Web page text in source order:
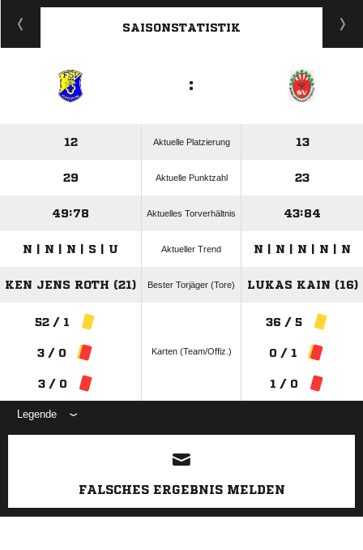
ANZEIGE
SAISONSTATISTIK
:
12 Aktuelle Platzierung 13
29 Aktuelle Punktzahl 23
49:78 Aktuelles Torverhältnis 43:84
N | N | N | S | U Aktueller Trend N | N | N | N | N
KEN JENS ROTH (21) Bester Torjäger (Tore) LUKAS KAIN (16)
52 / 1
3 / 0
3 / 0
Karten (Team/Offiz.)
36 / 5
0 / 1
1 / 0
Legende
ANZEIGE
FALSCHES ERGEBNIS MELDEN